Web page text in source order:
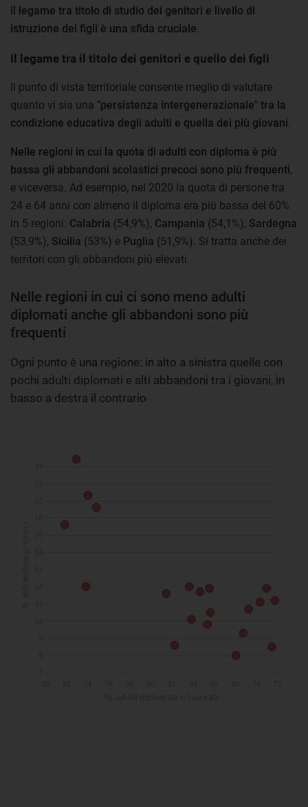
il legame tra titolo di studio dei genitori e livello di
istruzione dei figli è una sfida cruciale.
Il legame tra il titolo dei genitori e quello dei figli
Il punto di vista territoriale consente meglio di valutare
quanto vi sia una "persistenza intergenerazionale" tra la
condizione educativa degli adulti e quella dei più giovani.
Nelle regioni in cui la quota di adulti con diploma è più
bassa gli abbandoni scolastici precoci sono più frequenti,
e viceversa. Ad esempio, nel 2020 la quota di persone tra
24 e 64 anni con almeno il diploma era più bassa del 60%
in 5 regioni: Calabria (54,9%), Campania (54,1%), Sardegna
(53,9%), Sicilia (53%) e Puglia (51,9%). Si tratta anche dei
territori con gli abbandoni più elevati.
Nelle regioni in cui ci sono meno adulti
diplomati anche gli abbandoni sono più
frequenti
Ogni punto è una regione: in alto a sinistra quelle con
pochi adulti diplomati e alti abbandoni tra i giovani, in
basso a destra il contrario